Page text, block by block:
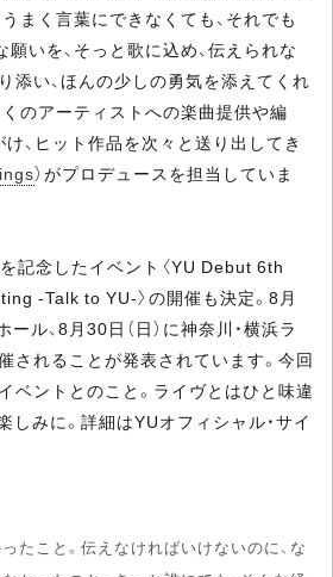
まく言葉にできなくても、それでも
いを、そっと歌に込め、伝えられな
添い、ほんの少しの勇気を添えてくれ
くのアーティストへの楽曲提供や編
、ヒット作品を次々と送り出してき
）がプロデュースを担当していま
記念したイベント〈YU Debut 6th
-Talk to YU-〉の開催も決定。8月
ール、8月30日（日）に神奈川・横浜ラ
されることが発表されています。今回
ベントとのこと。ライヴとはひと味違
しみに。詳細はYUオフィシャル・サイ
たこと。伝えなければいけないのに、な